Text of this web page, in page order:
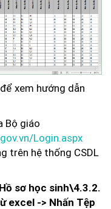
để xem hướng dẫn
Bộ giáo
Login.aspx
trên hệ thống CSDL
sơ học sinh\4.3.2.
excel -> Nhấn Tệp